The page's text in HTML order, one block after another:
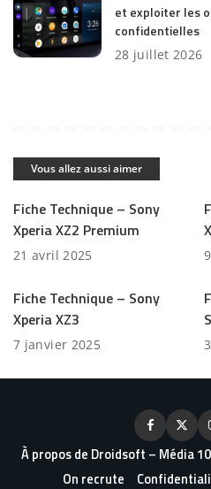
et exploiter les
confidentielles
28 juillet 2026
Vous allez aussi aimer
Fiche Technique – Sony
Xperia XZ2 Premium
21 avril 2025
Fiche Technique – Sony
Xperia XZ3
7 janvier 2025
À propos de Droidsoft – Média
On recrute